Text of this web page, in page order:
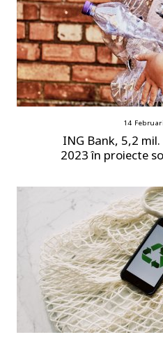
14
ING Bank, 5,2
2023 în proiecte